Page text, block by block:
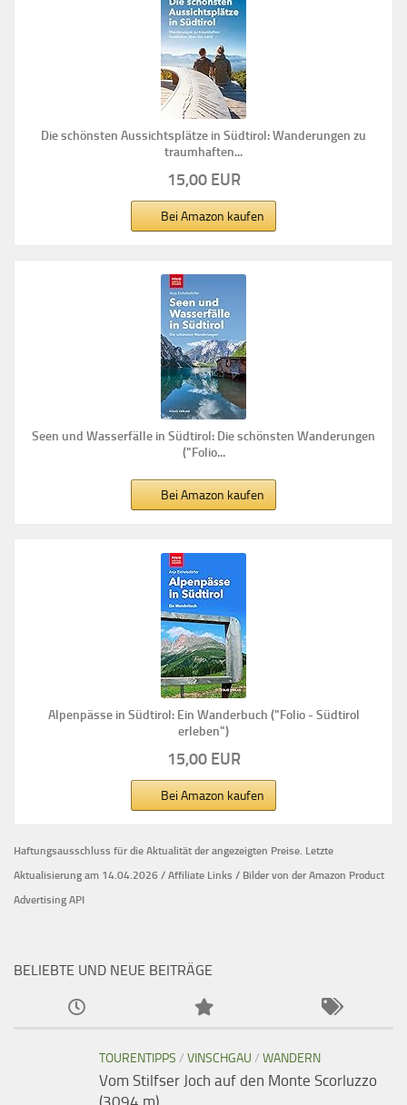
Die schönsten Aussichtsplätze in Südtirol: Wanderungen zu
traumhaften...
15,00 EUR
Bei Amazon kaufen
Seen und Wasserfälle in Südtirol: Die schönsten Wanderungen
("Folio...
Bei Amazon kaufen
Alpenpässe in Südtirol: Ein Wanderbuch ("Folio - Südtirol
erleben")
15,00 EUR
Bei Amazon kaufen
Haftungsausschluss für die Aktualität der angezeigten Preise. Letzte
Aktualisierung am 14.04.2026 / Affiliate Links / Bilder von der Amazon Product
Advertising API
BELIEBTE UND NEUE BEITRÄGE
TOURENTIPPS / VINSCHGAU / WANDERN
Vom Stilfser Joch auf den Monte Scorluzzo